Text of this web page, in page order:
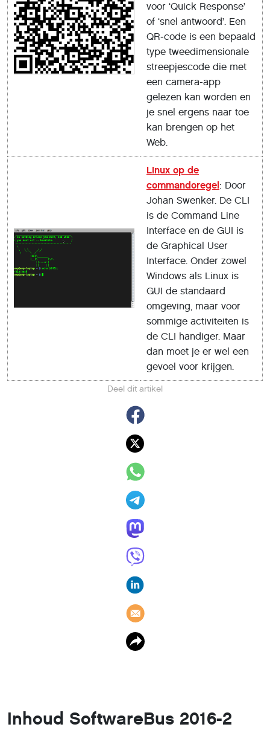
Deel dit artikel
voor ‘Quick Response’
of ‘snel antwoord’. Een
QR‐code is een bepaald
type tweedimensionale
streepjescode die met
een camera-app
gelezen kan worden en
je snel ergens naar toe
kan brengen op het
Web.
Linux op de
commandoregel: Door
Johan Swenker. De CLI
is de Command Line
Interface en de GUI is
de Graphical User
Interface. Onder zowel
Windows als Linux is
GUI de standaard
omgeving, maar voor
sommige activiteiten is
de CLI handiger. Maar
dan moet je er wel een
gevoel voor krijgen.
Inhoud SoftwareBus 2016-2